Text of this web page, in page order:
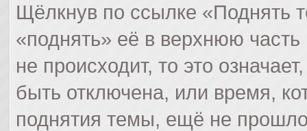
Щёлкнув по ссылке «Поднять
«поднять» её в верхнюю
не происходит, то это
быть отключена, или время,
поднятия темы, ещё не